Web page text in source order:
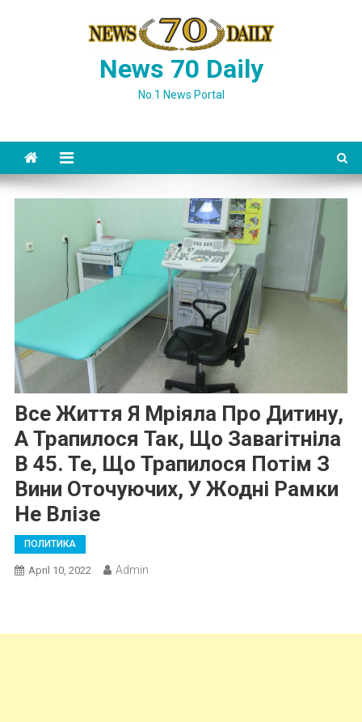
News 70 Daily
No.1 News Portal
Все Життя Я Мріяла Про Дитину,
А Трапилося Так, Що Заваrітніла
В 45. Те, Що Трапилося Потім З
Вини Оточуючих, У Жодні Рамки
Не Влізе
ПОЛИТИКА
April 10, 2022 Admin